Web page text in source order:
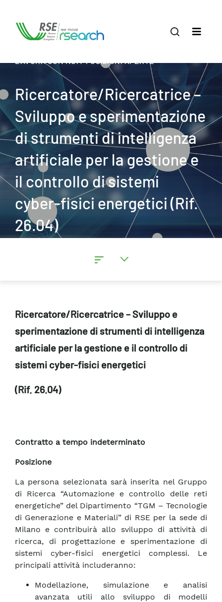
LAVORA CON NOI / POSIZIONI APERTE
Ricercatore/Ricercatrice –
Sviluppo e sperimentazione
di strumenti di intelligenza
artificiale per la gestione e
il controllo di sistemi
cyber-fisici energetici (Rif.
26.04)
Ricercatore/Ricercatrice – Sviluppo e
sperimentazione di strumenti di intelligenza
artificiale per la gestione e il controllo di
sistemi cyber-fisici energetici
(Rif. 26.04)
Contratto a tempo indeterminato
Posizione
La persona selezionata sarà inserita nel Gruppo
di Ricerca “Automazione e controllo delle reti
energetiche” del Dipartimento “TGM – Tecnologie
di Generazione e Materiali” di RSE per la sede di
Milano e contribuirà allo sviluppo di attività di
ricerca, di progettazione e sperimentazione di
sistemi cyber-fisici energetici complessi. Le
principali attività includeranno:
Modellazione, simulazione e analisi
avanzata utili allo sviluppo di modelli